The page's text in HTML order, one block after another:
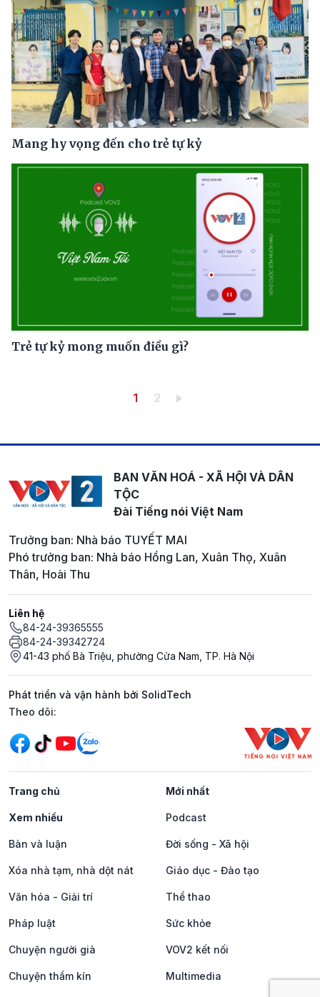
Mang hy vọng đến cho trẻ tự kỷ
Trẻ tự kỷ mong muốn điều gì?
Trang hiện thời
1 Trang
2
BAN VĂN HOÁ - XÃ HỘI VÀ DÂN
TỘC
Đài Tiếng nói Việt Nam
Trưởng ban: Nhà báo TUYẾT MAI
Phó trưởng ban: Nhà báo Hồng Lan, Xuân Thọ, Xuân
Thân, Hoài Thu
Liên hệ
84-24-39365555
84-24-39342724
41-43 phố Bà Triệu, phường Cửa Nam, TP. Hà Nội
Phát triển và vận hành bởi SolidTech
Mạng xã hội
Theo dõi:
Trang chủ Mới nhất
Xem nhiều Podcast
Bàn và luận Đời sống - Xã hội
Xóa nhà tạm, nhà dột nát Giáo dục - Đào tạo
Văn hóa - Giải trí Thể thao
Pháp luật Sức khỏe
Chuyện người già VOV2 kết nối
Chuyện thầm kín Multimedia